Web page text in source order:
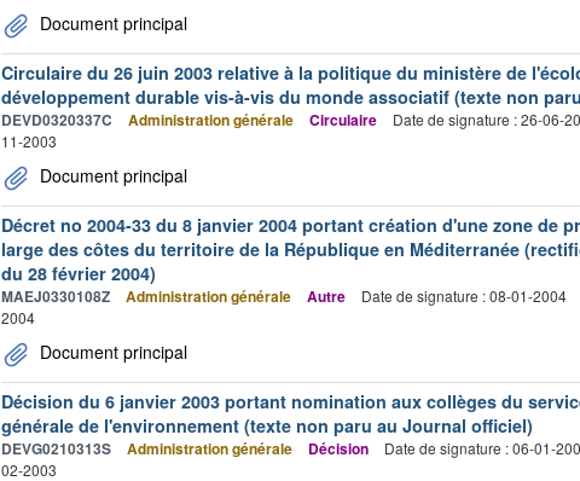
Document principal
Circulaire du 26 juin 2003 relative à la politique du ministère de
développement durable vis-à-vis du monde associatif (texte non
DEVD0320337C Administration générale Circulaire Date de signature : 26-06-
11-2003
Document principal
Décret no 2004-33 du 8 janvier 2004 portant création d'une zone de
large des côtes du territoire de la République en Méditerranée
du 28 février 2004)
MAEJ0330108Z Administration générale Autre Date de signature : 08-01-2004
2004
Document principal
Décision du 6 janvier 2003 portant nomination aux collèges du
générale de l'environnement (texte non paru au Journal officiel)
DEVG0210313S Administration générale Décision Date de signature : 06-01-
02-2003